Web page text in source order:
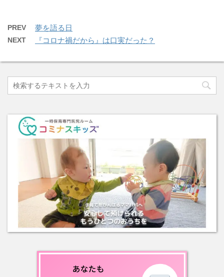
PREV 夢を語る日
NEXT 『コロナ禍だから』は口実だった？